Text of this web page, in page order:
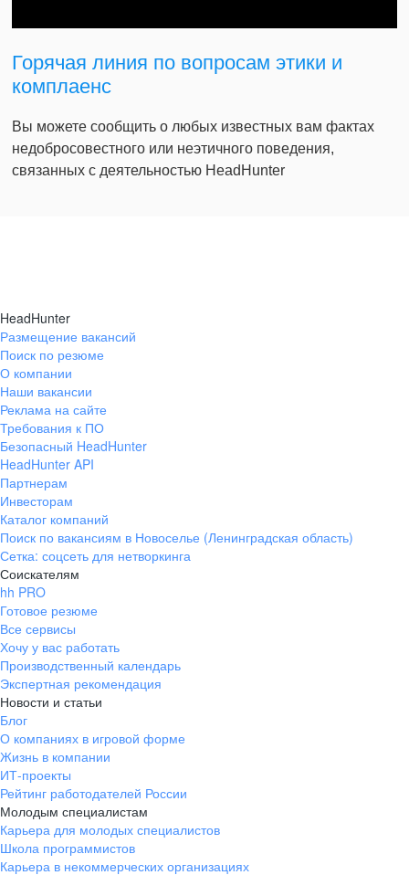
Горячая линия по вопросам этики и
комплаенс
Вы можете сообщить о любых известных вам фактах
недобросовестного или неэтичного поведения,
связанных с деятельностью HeadHunter
HeadHunter
Размещение вакансий
Поиск по резюме
О компании
Наши вакансии
Реклама на сайте
Требования к ПО
Безопасный HeadHunter
HeadHunter API
Партнерам
Инвесторам
Каталог компаний
Поиск по вакансиям в Новоселье (Ленинградская область)
Сетка: соцсеть для нетворкинга
Соискателям
hh PRO
Готовое резюме
Все сервисы
Хочу у вас работать
Производственный календарь
Экспертная рекомендация
Новости и статьи
Блог
О компаниях в игровой форме
Жизнь в компании
ИТ-проекты
Рейтинг работодателей России
Молодым специалистам
Карьера для молодых специалистов
Школа программистов
Карьера в некоммерческих организациях